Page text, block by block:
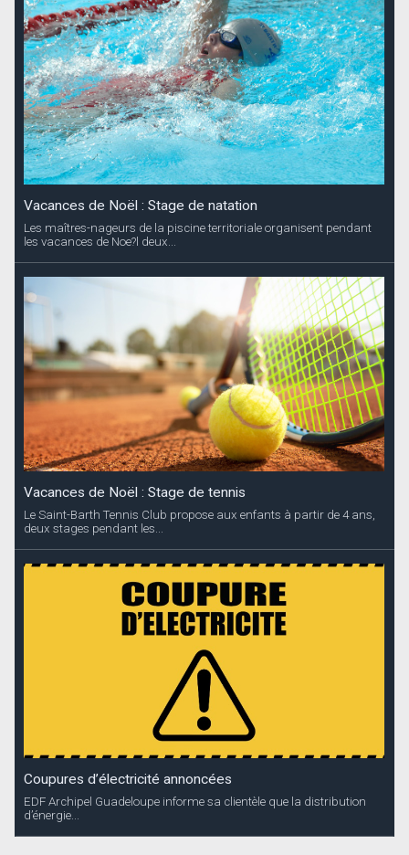
Vacances de Noël : Stage de natation
Les maîtres-nageurs de la piscine territoriale organisent pendant
les vacances de Noe?l deux...
Vacances de Noël : Stage de tennis
Le Saint-Barth Tennis Club propose aux enfants à partir de 4 ans,
deux stages pendant les...
Coupures d’électricité annoncées
EDF Archipel Guadeloupe informe sa clientèle que la distribution
d’énergie...